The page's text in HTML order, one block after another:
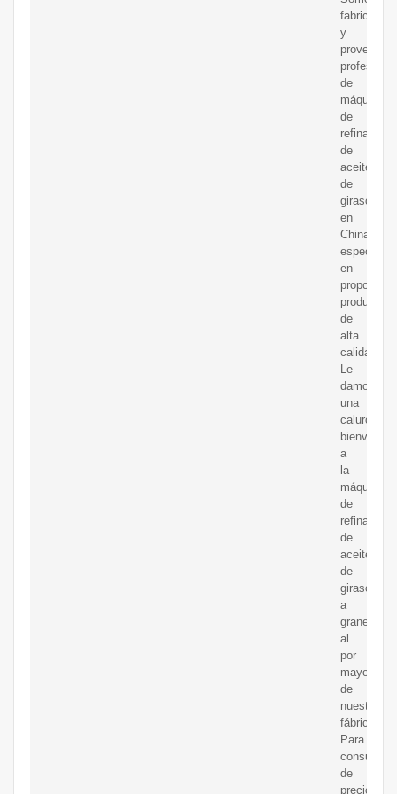
fabricantes
y
de
máquinas
de
refinación
de
aceite
de
girasol
en
China,
en
productos
de
alta
calidad.
Le
damos
una
calurosa
bienvenida
a
la
máquina
de
refinación
de
aceite
de
girasol
a
granel
al
por
mayor
de
nuestra
fábrica.
Para
consulta
de
precios,